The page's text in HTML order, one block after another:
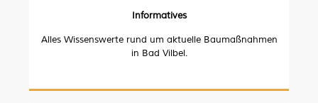
Informatives
Alles Wissenswerte rund um aktuelle Baumaßnahmen
in Bad Vilbel.